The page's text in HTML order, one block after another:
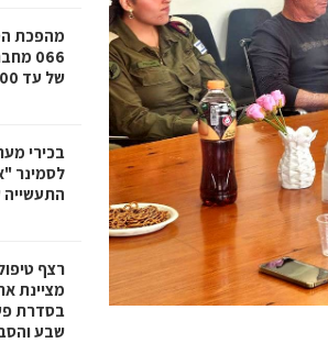
מהפכת
066
של עד 1,000 מגה
בכירי
לסמינר
התעשייה
רצף
מציינת
בסדרת
שבע